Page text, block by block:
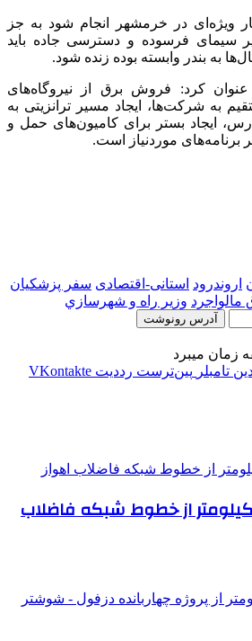
ویژه‌ای در خرمشهر انجام شود به جز
سیمای فرسوده و دسترسی جاده باید
به بندر وابسته بوده زنده شود.
کرد: فروش برق از نیروگاه‌های
به شرکت‌ها، ایجاد مسیر ترانزیتی به
ایجاد بستر برای کامیون‌های حمل و
برنامه‌های موردنیاز است.
اروندرود استانی-اقتصادی سفر پزشکیان
مالواجرد وزير راه و شهرسازي
آدرس رونوشت
‫تامبلر ‫پین‌ترست ‫رددیت ‫VKontakte
بیش از ۲۵۵ کیلومتر از خطوط شبکه فاضلاب